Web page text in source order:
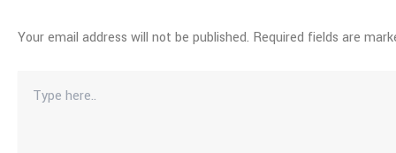
Your email address will not be published. Required fields are
Here..